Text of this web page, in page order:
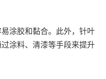
涂胶和黏合。此外，针叶
涂料、清漆等手段来提升